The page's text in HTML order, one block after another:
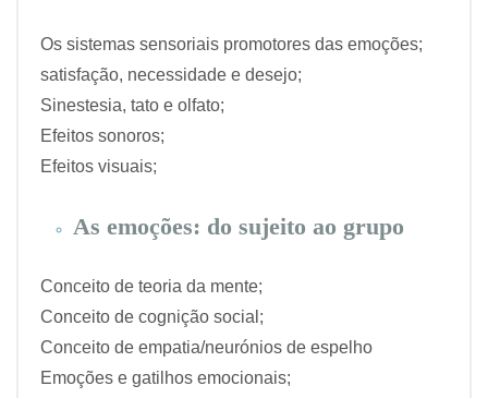
Os sistemas sensoriais promotores das emoções;
satisfação, necessidade e desejo;
Sinestesia, tato e olfato;
Efeitos sonoros;
Efeitos visuais;
As emoções: do sujeito ao grupo
Conceito de teoria da mente;
Conceito de cognição social;
Conceito de empatia/neurónios de espelho
Emoções e gatilhos emocionais;